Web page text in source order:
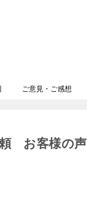
ご意見・ご感想
頼 お客様の声